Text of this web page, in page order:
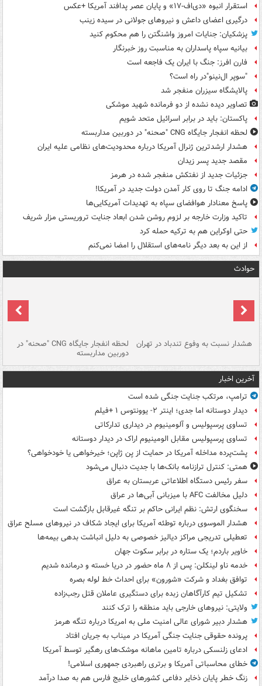
استقرار انبوه «دی‌اف‑۱۷» و پایان عصر پدافند آمریکا +عکس
درگیری اعضای داعش و نیروهای جولانی در سیده زینب
پزشکیان: جنایات امروز واشنگتن را هم محکوم کنید
بیانیه سپاه پاسداران به مناسبت روز خبرنگار
فارن افرز: جنگ با ایران یک فاجعه است
"سوپر ال‌نینو"در راه است؟
پالایشگاه سیزران منفجر شد
تصاویر دیده‌ نشده از دو فرمانده شهید موشکی
پاکستان: باید در برابر اسرائیل متحد شویم
لحظه انفجار جایگاه CNG "صحنه" در دوربین مداربسته
هشدار ارشدترین ژنرال آمریکا درباره محدودیت‌های نظامی علیه ایران
مقصد جدید پسر زیدان
جزئیات جدید از نفتکش منفجر شده در هرمز
ادامه جنگ تا روی کار آمدن دولت جدید در آمریکا!
پاسخ معنادار هوافضای سپاه به تهدیدات آمریکایی‌ها
تاکید وزارت خارجه بر لزوم روشن شدن ابعاد جنایت تروریستی مزار شریف
حتی اوکراین هم به ترکیه حمله کرد
از این به بعد دیگر نامه‌های استقلال را امضا نمی‌کنم
حوادث
هشدار نسبت به وفوع تندباد در تهران لحظه انفجار جایگاه CNG "صحنه" در
دوربین مداربسته
آخرین اخبار
ترامپ، مرتکب جنایت جنگی شده است
دیدار دوستانه اما جدی؛ اینتر ۲- یوونتوس ۱ +فیلم
تساوی پرسپولیس و آلومینیوم در دیداری تدارکاتی
تساوی پرسپولیس مقابل الومینیوم اراک در دیدار دوستانه
پشت‌پرده مداخله آمریکا در حمایت از یِن ژاپن؛ خیرخواهی یا خودخواهی؟
همتی: کنترل ترازنامه بانک‌ها با جدیت دنبال می‌شود
سفر رئیس دستگاه اطلاعاتی عربستان به عراق
دلیل مخالفت AFC با میزبانی آبی‌ها در عراق
سخنگوی ارتش: نظم ایرانی حاکم بر تنگه غیرقابل بازگشت است
هشدار الموسوی درباره توطئه آمریکا برای ایجاد شکاف در نیروهای مسلح عراق
تعطیلی تدریجی مراکز دیالیز خصوصی به دلیل انباشت بدهی بیمه‌ها
خاویر باردم؛ یک ستاره در برابر سکوت جهان
خدمه ناو لینکلن: پس از ۸ ماه حضور در دریا خسته و درمانده‌ شدیم
توافق بغداد و شرکت «شورون» برای احداث خط لوله بصره
تشکیل تیم کارآگاهان زبده برای دستگیری عاملان قتل رجب‌زاده
ولایتی: نیروهای خارجی باید منطقه را ترک کنند
هشدار دبیر شورای عالی امنیت ملی به امریکا درباره تنگه هرمز
پرونده حقوقی جنایت جنگی آمریکا در میناب به جریان افتاد
ادعای زلنسکی درباره تامین ماهانه موشک‌های رهگیر توسط آمریکا
خطای محاسباتی آمریکا و برتری راهبردی جمهوری اسلامی!
زنگ خطر پایان ذخایر دفاعی کشورهای خلیج فارس هم به صدا درآمد